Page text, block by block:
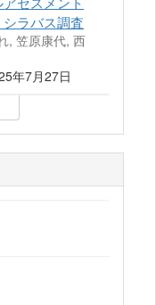
ラバス調査
, 笠原康代, 西
年7月27日